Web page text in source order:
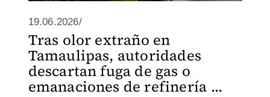
19.06.2026/
Tras olor extraño en
Tamaulipas, autoridades
descartan fuga de gas o
emanaciones de refinería ...